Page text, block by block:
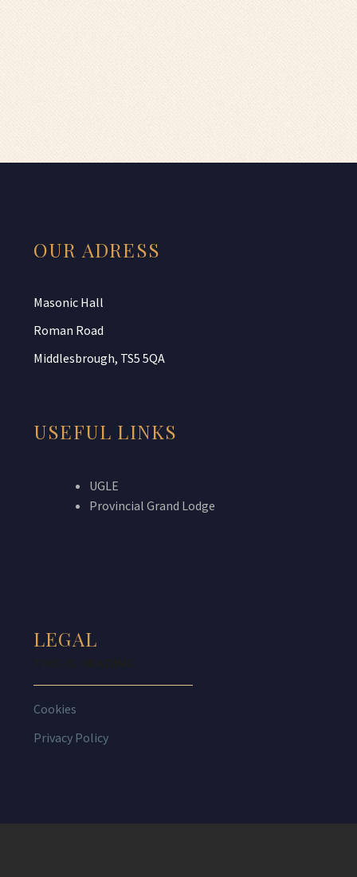
OUR ADRESS
Masonic Hall
Roman Road
Middlesbrough, TS5 5QA
USEFUL LINKS
UGLE
Provincial Grand Lodge
LEGAL
Cookies
Privacy Policy